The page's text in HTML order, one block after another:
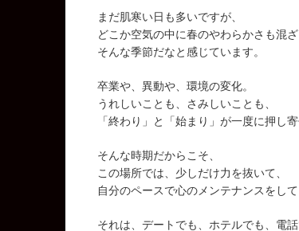
まだ肌寒い日も多いですが、
どこか空気の中に春のやわらかさも混ざ
そんな季節だなと感じています。
卒業や、異動や、環境の変化。
うれしいことも、さみしいことも、
「終わり」と「始まり」が一度に押し
そんな時期だからこそ、
この場所では、少しだけ力を抜いて、
自分のペースで心のメンテナンスをし
それは、デートでも、ホテルでも、電話